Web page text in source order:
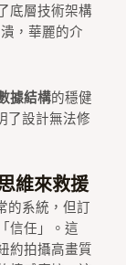
底層技術架構
，華麗的介
據結構的穩健
了設計無法修
維來救援
的系統，但訂
信任」。這
約拍攝高畫質